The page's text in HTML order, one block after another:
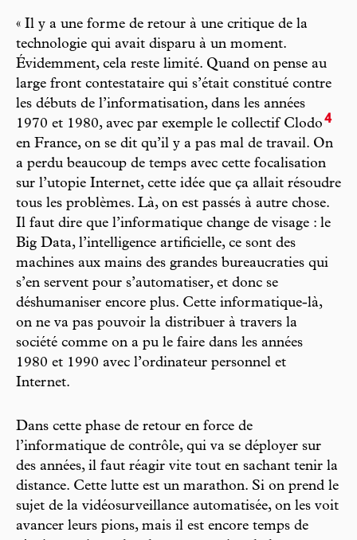
« Il y a une forme de retour à une critique de la
technologie qui avait disparu à un moment.
Évidemment, cela reste limité. Quand on pense au
large front contestataire qui s’était constitué contre
les débuts de l’informatisation, dans les années
1970 et 1980, avec par exemple le collectif Clodo4
en France, on se dit qu’il y a pas mal de travail. On
a perdu beaucoup de temps avec cette focalisation
sur l’utopie Internet, cette idée que ça allait résoudre
tous les problèmes. Là, on est passés à autre chose.
Il faut dire que l’informatique change de visage : le
Big Data, l’intelligence artificielle, ce sont des
machines aux mains des grandes bureaucraties qui
s’en servent pour s’automatiser, et donc se
déshumaniser encore plus. Cette informatique-là,
on ne va pas pouvoir la distribuer à travers la
société comme on a pu le faire dans les années
1980 et 1990 avec l’ordinateur personnel et
Internet.
Dans cette phase de retour en force de
l’informatique de contrôle, qui va se déployer sur
des années, il faut réagir vite tout en sachant tenir la
distance. Cette lutte est un marathon. Si on prend le
sujet de la vidéosurveillance automatisée, on les voit
avancer leurs pions, mais il est encore temps de